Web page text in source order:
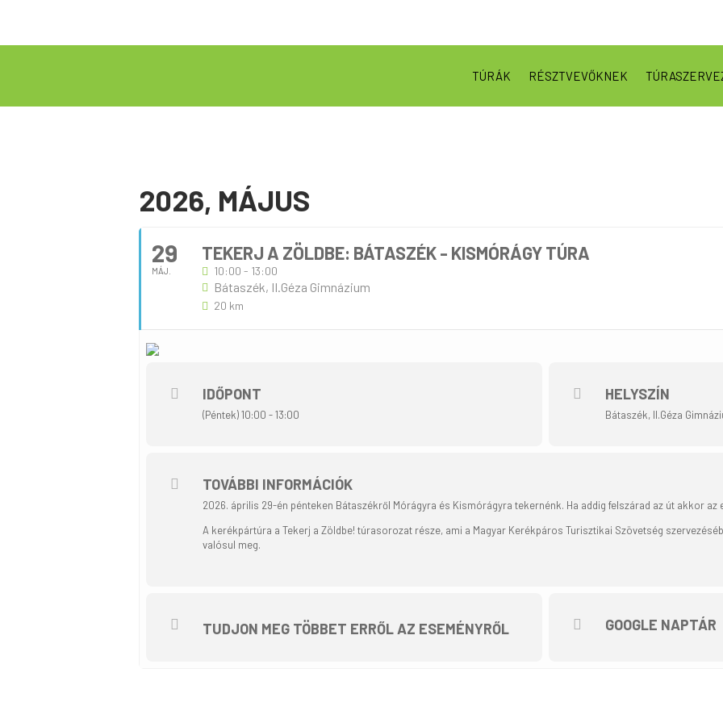
TÚRÁK RÉSZTVEVŐKNEK
2026, MÁJUS
29
MÁJ.
TEKERJ A ZÖLDBE: BÁTASZÉK - KISMÓRÁGY TÚRA
10:00 - 13:00
Bátaszék, II.Géza Gimnázium
20 km
IDŐPONT
(Péntek) 10:00 - 13:00
HELYSZÍN
Bátaszék, II.Géza
TOVÁBBI INFORMÁCIÓK
2026. április 29-én pénteken Bátaszékről Mórágyra és Kismórágyra tekernénk. Ha addig felszárad az út akkor
A kerékpártúra a Tekerj a Zöldbe! túrasorozat része, ami a Magyar Kerékpáros Turisztikai Szövetség
valósul meg.
TUDJON MEG TÖBBET ERRŐL AZ ESEMÉNYRŐL GOOGLE NAPTÁR